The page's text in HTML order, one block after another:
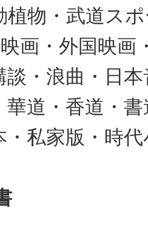
植物・武道ス
映画・外国映
談・浪曲・日
華道・香道・
・私家版・時